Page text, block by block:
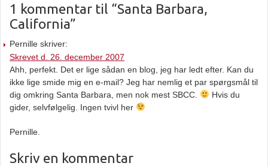
1 kommentar til “Santa Barbara,
California”
Pernille skriver:
Skrevet d. 26. december 2007
Ahh, perfekt. Det er lige sådan en blog, jeg har ledt efter. Kan du
ikke lige smide mig en e-mail? Jeg har nemlig et par spørgsmål til
dig omkring Santa Barbara, men nok mest SBCC.
Hvis du
gider, selvfølgelig. Ingen tvivl her
Pernille.
Skriv en kommentar